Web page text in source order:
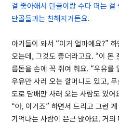
걸 좋아해서 단골이랑 수다 떠는
단골들과는 친해지거든요.
아기들이 와서 “이거 얼마에요?”
오는데, 그것도 좋더라고요. “이 돈
름돈을 손에 꼭 쥐여 줘요. “우유를
우유만 사러 오는 할머니도 있고,
도로 담배만 사러 오는 사람도 있어
“아, 이거죠” 하면서 드리고 그런
기억나는 사람이 은근 많아요. 거